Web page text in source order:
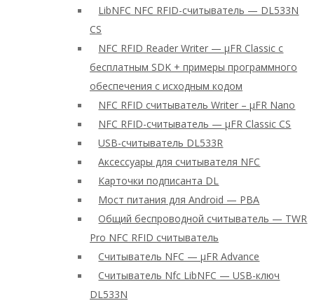
LibNFC NFC RFID-считыватель — DL533N
CS
NFC RFID Reader Writer — μFR Classic с
бесплатным SDK + примеры программного
обеспечения с исходным кодом
NFC RFID считыватель Writer – μFR Nano
NFC RFID-считыватель — μFR Classic CS
USB-считыватель DL533R
Аксессуары для считывателя NFC
Карточки подписанта DL
Мост питания для Android — PBA
Общий беспроводной считыватель — TWR
Pro NFC RFID считыватель
Считыватель NFC — μFR Advance
Считыватель Nfc LibNFC — USB-ключ
DL533N